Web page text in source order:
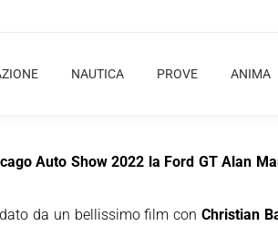
NAUTICA PROVE ANIMA
Auto Show 2022 la Ford GT Alan
da un bellissimo film con Christian